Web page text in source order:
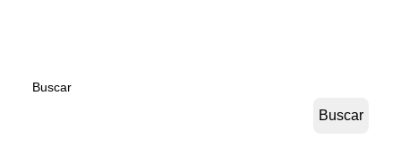
Buscar
Buscar